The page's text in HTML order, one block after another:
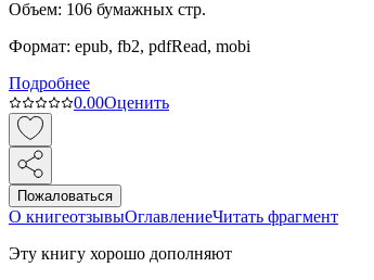
Объем: 106 бумажных стр.
Формат: epub, fb2, pdfRead, mobi
Подробнее
0.00Оценить
Пожаловаться
О книгеотзывыОглавлениеЧитать фрагмент
Эту книгу хорошо дополняют